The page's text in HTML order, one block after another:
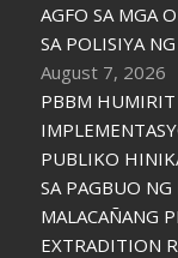
AGFO SA MGA
SA POLISIYA
August 7, 2026
PBBM HUMIRIT
PUBLIKO
SA PAGBUO NG
MALACAÑANG
EXTRADITION